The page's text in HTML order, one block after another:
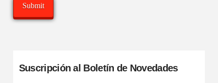
Suscripción al Boletín de Novedades